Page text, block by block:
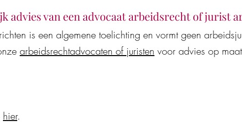
advies van een advocaat arbeidsrecht of jurist
is een algemene toelichting en vormt geen
arbeidsrechtadvocaten of juristen voor advies op
hier.